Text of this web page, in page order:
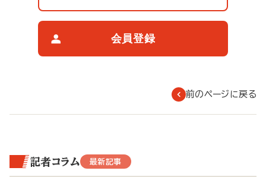
会員登録
前のページに戻る
記者コラム 最新記事